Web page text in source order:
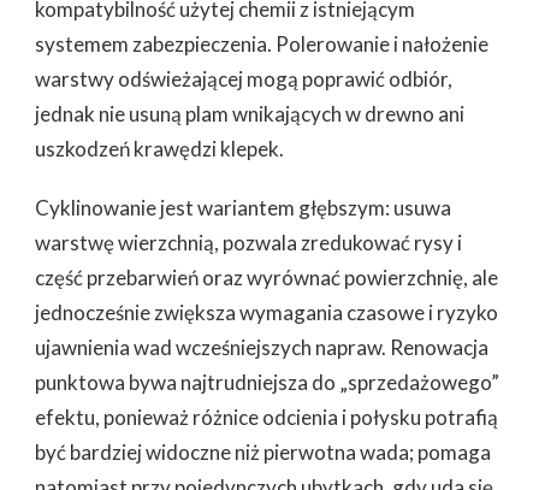
kompatybilność użytej chemii z istniejącym
systemem zabezpieczenia. Polerowanie i nałożenie
warstwy odświeżającej mogą poprawić odbiór,
jednak nie usuną plam wnikających w drewno ani
uszkodzeń krawędzi klepek.
Cyklinowanie jest wariantem głębszym: usuwa
warstwę wierzchnią, pozwala zredukować rysy i
część przebarwień oraz wyrównać powierzchnię, ale
jednocześnie zwiększa wymagania czasowe i ryzyko
ujawnienia wad wcześniejszych napraw. Renowacja
punktowa bywa najtrudniejsza do „sprzedażowego”
efektu, ponieważ różnice odcienia i połysku potrafią
być bardziej widoczne niż pierwotna wada; pomaga